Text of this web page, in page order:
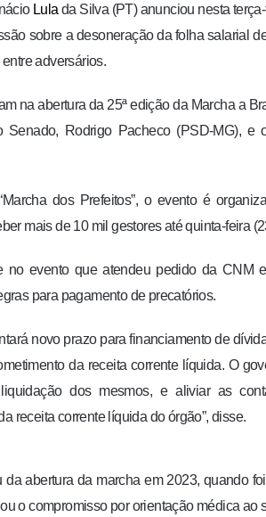
Lula da Silva (PT) anunciou nesta
sobre a desoneração da folha salarial
adversários.
na abertura da 25ª edição da Marcha a
Senado, Rodrigo Pacheco (PSD-MG), e
dos Prefeitos”, o evento é
mais de 10 mil gestores até quinta-feira
no evento que atendeu pedido da CNM
para pagamento de precatórios.
novo prazo para financiamento de
da receita corrente líquida. O
dos mesmos, e aliviar as
receita corrente líquida do órgão”, disse.
da abertura da marcha em 2023, quando
o compromisso por orientação médica